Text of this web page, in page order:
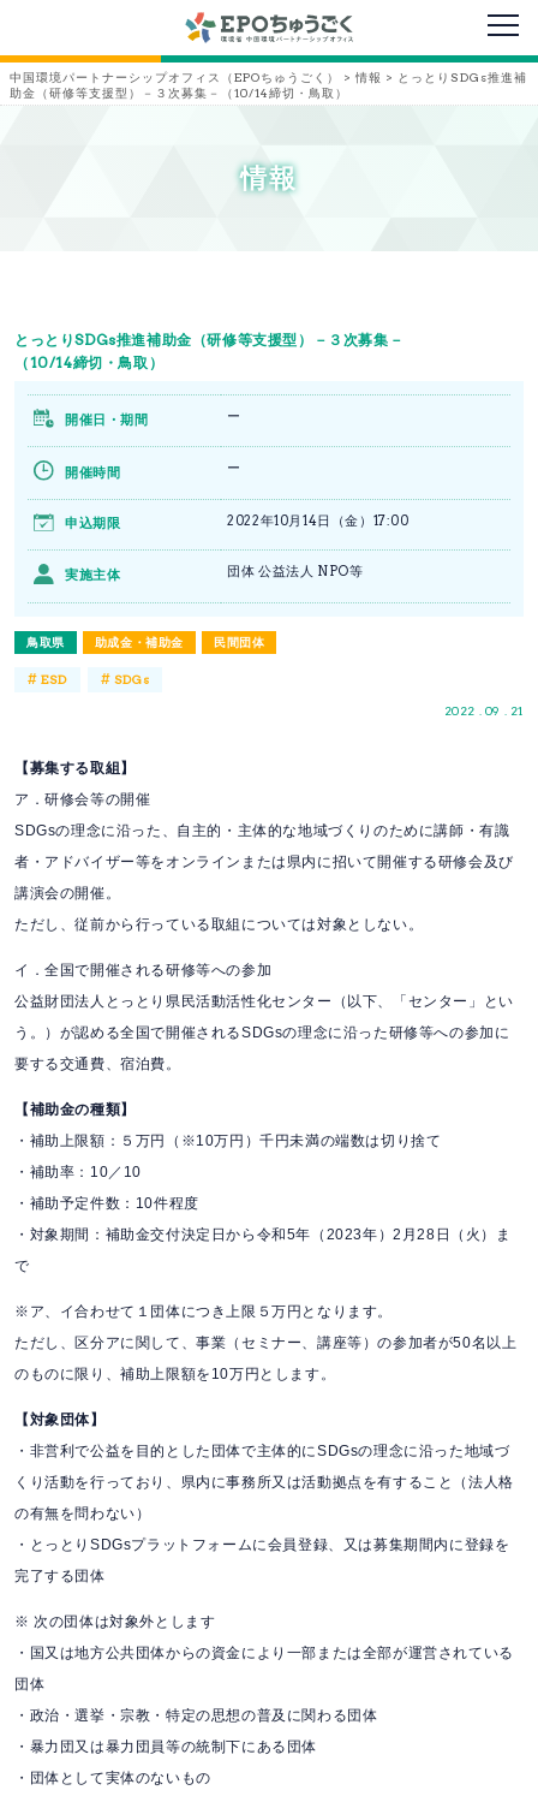
メニ
中国環境パートナーシップオフィス（EPOちゅうごく） > 情報 > とっとりSDGs推進補
助金（研修等支援型）－３次募集－（10/14締切・鳥取）
情報
とっとりSDGs推進補助金（研修等支援型）－３次募集－
（10/14締切・鳥取）
鳥取県 助成金・補助金 民間団体
2022 . 09 . 21
開催日・期間 ー
開催時間 ー
申込期限 2022年10月14日（金）17:00
実施主体 団体 公益法人 NPO等
#ESD # SDGs
【募集する取組】
ア．研修会等の開催
SDGsの理念に沿った、自主的・主体的な地域づくりのために講師・有識
者・アドバイザー等をオンラインまたは県内に招いて開催する研修会及び
講演会の開催。
ただし、従前から行っている取組については対象としない。
イ．全国で開催される研修等への参加
公益財団法人とっとり県民活動活性化センター（以下、「センター」とい
う。）が認める全国で開催されるSDGsの理念に沿った研修等への参加に
要する交通費、宿泊費。
【補助金の種類】
・補助上限額：５万円（※10万円）千円未満の端数は切り捨て
・補助率：10／10
・補助予定件数：10件程度
・対象期間：補助金交付決定日から令和5年（2023年）2月28日（火）ま
で
※ア、イ合わせて１団体につき上限５万円となります。
ただし、区分アに関して、事業（セミナー、講座等）の参加者が50名以上
のものに限り、補助上限額を10万円とします。
【対象団体】
・非営利で公益を目的とした団体で主体的にSDGsの理念に沿った地域づ
くり活動を行っており、県内に事務所又は活動拠点を有すること（法人格
の有無を問わない）
・とっとりSDGsプラットフォームに会員登録、又は募集期間内に登録を
完了する団体
※ 次の団体は対象外とします
・国又は地方公共団体からの資金により一部または全部が運営されている
団体
・政治・選挙・宗教・特定の思想の普及に関わる団体
・暴力団又は暴力団員等の統制下にある団体
・団体として実体のないもの